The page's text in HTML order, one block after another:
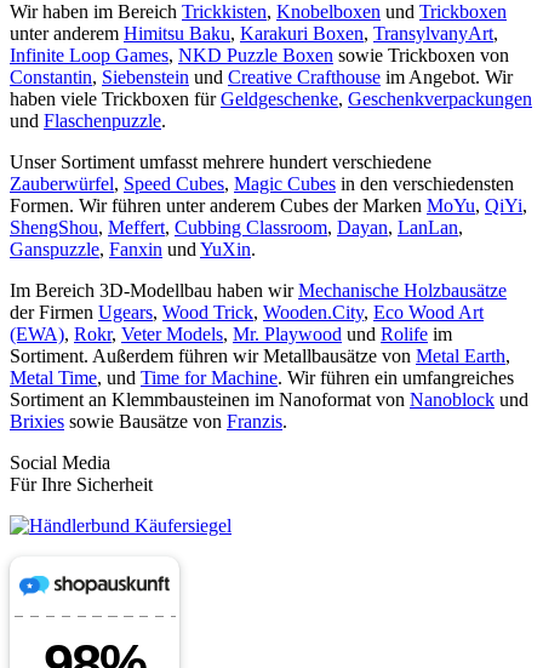
Wir haben im Bereich Trickkisten, Knobelboxen und Trickboxen
unter anderem Himitsu Baku, Karakuri Boxen, TransylvanyArt,
Infinite Loop Games, NKD Puzzle Boxen sowie Trickboxen von
Constantin, Siebenstein und Creative Crafthouse im Angebot. Wir
haben viele Trickboxen fürGeldgeschenke, Geschenkverpackungen
und Flaschenpuzzle.
Unser Sortiment umfasst mehrere hundert verschiedene
Zauberwürfel, Speed Cubes, Magic Cubes in den verschiedensten
Formen. Wir führen unter anderem Cubes der Marken MoYu, QiYi,
ShengShou, Meffert, Cubbing Classroom, Dayan, LanLan,
Ganspuzzle, Fanxin und YuXin.
Im Bereich 3D-Modellbau haben wirMechanische Holzbausätze
der Firmen Ugears, Wood Trick, Wooden.City, Eco Wood Art
(EWA), Rokr, Veter Models, Mr. Playwood und Rolife im
Sortiment. Außerdem führen wir Metallbausätze von Metal Earth,
Metal Time, und Time for Machine. Wir führen ein umfangreiches
Sortiment an Klemmbausteinen im Nanoformat von Nanoblock und
Brixies sowie Bausätze von Franzis.
Social Media
Für Ihre Sicherheit